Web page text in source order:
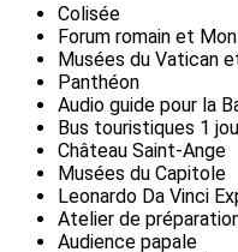
Colisée
Forum romain et
Musées du Vatican
Panthéon
Audio guide pour la
Bus touristiques 1
Château Saint-Ange
Musées du Capitole
Leonardo Da Vinci
Atelier de
Audience papale